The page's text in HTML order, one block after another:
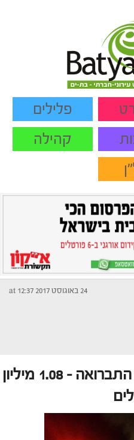
פלילים
קהילה
24 באוגוסט 2017 at 12:37
הנזק מהשריפה באגף התברואה – 1.08 מיליון